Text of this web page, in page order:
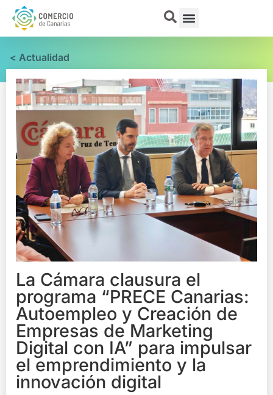
< Actualidad
La Cámara clausura el
programa “PRECE Canarias:
Autoempleo y Creación de
Empresas de Marketing
Digital con IA” para impulsar
el emprendimiento y la
innovación digital